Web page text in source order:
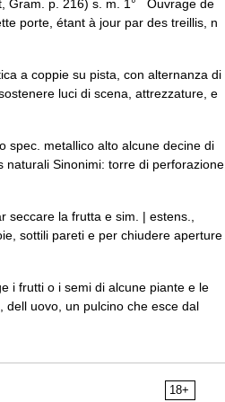
Gram. p. 216) s. m. 1° Ouvrage de
porte, étant à jour par des treillis, n
a coppie su pista, con alternanza di
luci di scena, attrezzature, e
spec. metallico alto alcune decine di
Sinonimi: torre di perforazione,
la frutta e sim. | estens.,
sottili pareti e per chiudere aperture
i frutti o i semi di alcune piante e le
dell uovo, un pulcino che esce dal
18+